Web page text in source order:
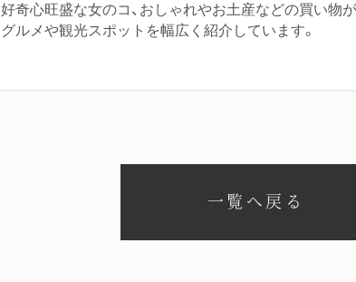
好奇心旺盛な女のコ、おしゃれやお土産などの買い物
グルメや観光スポットを幅広く紹介しています。
一覧へ戻る